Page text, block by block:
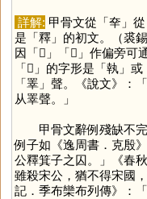
詳解: 甲骨文從「㚔 」
是「釋」的初文。（裘
因「𠬞 」「𠬜 」作偏旁可
「𠬞 」的字形是「執」或
「睪」聲。《說文》：
从睪聲。」
甲骨文辭例殘缺不完
例子如《逸周書．克殷
公釋箕子之囚。」《春
雖殺宋公，猶不得宋國
記．季布欒布列傳》：